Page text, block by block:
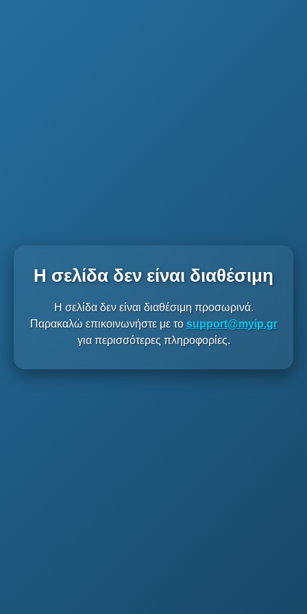
Η σελίδα δεν είναι διαθέσιμη
Η σελίδα δεν είναι διαθέσιμη προσωρινά.
Παρακαλώ επικοινωνήστε με το support@myip.gr
για περισσότερες πληροφορίες.